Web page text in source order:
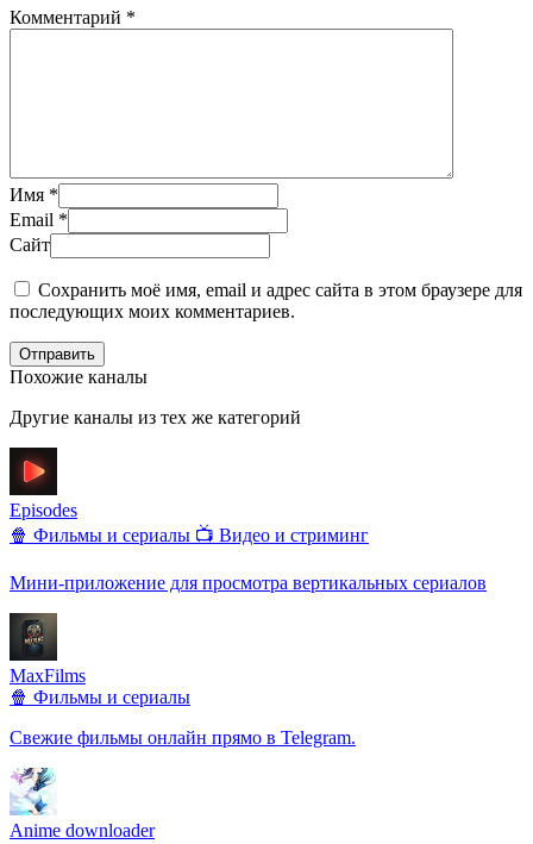
Комментарий *
Имя *
Email *
Сайт
Сохранить моё имя, email и адрес сайта в этом браузере для
последующих моих комментариев.
Отправить
Похожие каналы
Другие каналы из тех же категорий
Episodes
🍿 Фильмы и сериалы 📺 Видео и стриминг
Мини-приложение для просмотра вертикальных сериалов
MaxFilms
🍿 Фильмы и сериалы
Свежие фильмы онлайн прямо в Telegram.
Anime downloader